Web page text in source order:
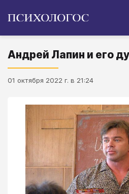
Андрей Лапин и его
01 октября 2022 г. в 21:24